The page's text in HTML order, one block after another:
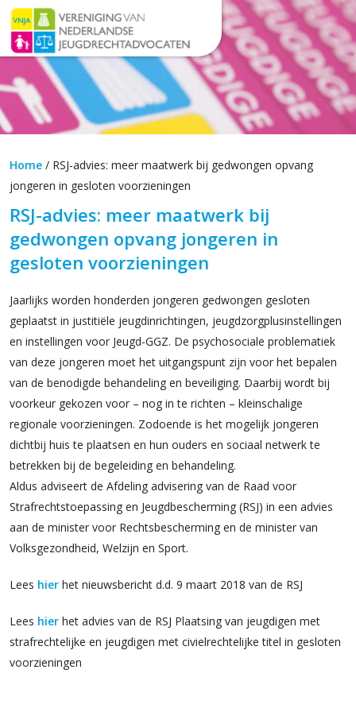
Home / RSJ-advies: meer maatwerk bij gedwongen opvang
jongeren in gesloten voorzieningen
RSJ-advies: meer maatwerk bij
gedwongen opvang jongeren in
gesloten voorzieningen
Jaarlijks worden honderden jongeren gedwongen gesloten
geplaatst in justitiële jeugdinrichtingen, jeugdzorgplusinstellingen
en instellingen voor Jeugd-GGZ. De psychosociale problematiek
van deze jongeren moet het uitgangspunt zijn voor het bepalen
van de benodigde behandeling en beveiliging. Daarbij wordt bij
voorkeur gekozen voor – nog in te richten – kleinschalige
regionale voorzieningen. Zodoende is het mogelijk jongeren
dichtbij huis te plaatsen en hun ouders en sociaal netwerk te
betrekken bij de begeleiding en behandeling.
Aldus adviseert de Afdeling advisering van de Raad voor
Strafrechtstoepassing en Jeugdbescherming (RSJ) in een advies
aan de minister voor Rechtsbescherming en de minister van
Volksgezondheid, Welzijn en Sport.
Lees hier het nieuwsbericht d.d. 9 maart 2018 van de RSJ
Lees hier het advies van de RSJ Plaatsing van jeugdigen met
strafrechtelijke en jeugdigen met civielrechtelijke titel in gesloten
voorzieningen